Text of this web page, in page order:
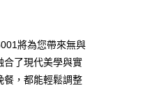
將為您帶來無與
合了現代美學與實
餐，都能輕鬆調整